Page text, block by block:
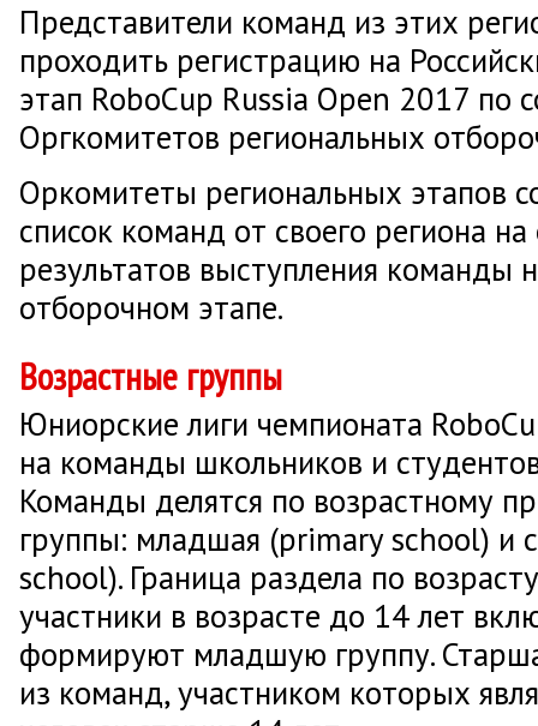
Представители команд из этих
проходить регистрацию на
этап RoboCup Russia Open 2017 по
Оргкомитетов региональных
Оркомитеты региональных этапов
список команд от своего региона на
результатов выступления команды
отборочном этапе.
Возрастные группы
Юниорские лиги чемпионата
на команды школьников и
Команды делятся по возрастному
группы: младшая (primary school) и
school). Граница раздела по
участники в возрасте до 14 лет
формируют младшую группу.
из команд, участником которых